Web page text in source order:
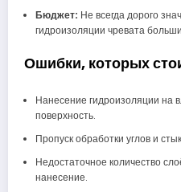
Бюджет: Не всегда дорого
гидроизоляции чревата
Ошибки, которых
Нанесение гидроизоляции на
поверхность.
Пропуск обработки углов и
Недостаточное количество
нанесение.